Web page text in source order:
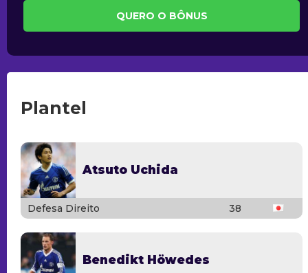
QUERO O BÔNUS
Plantel
Atsuto Uchida
Defesa Direito 38
Benedikt Höwedes